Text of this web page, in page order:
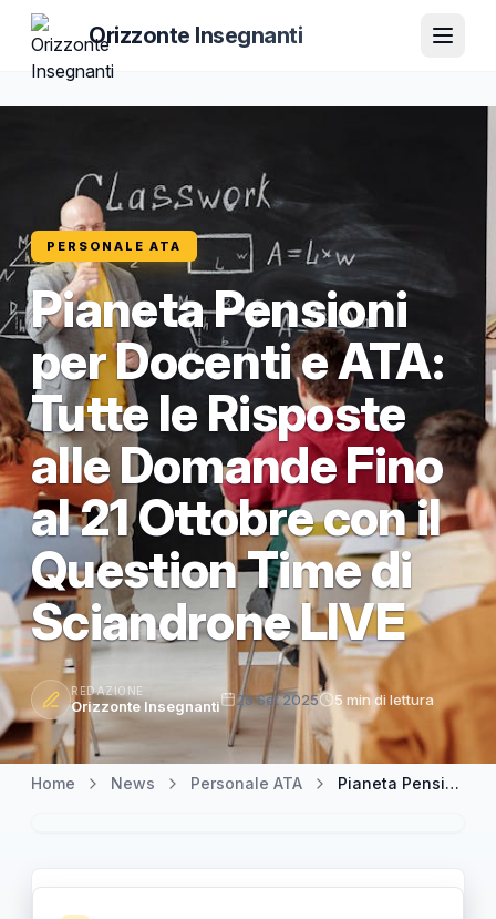
Orizzonte Insegnanti
PERSONALE ATA
Pianeta Pensioni
per Docenti e ATA:
Tutte le Risposte
alle Domande Fino
al 21 Ottobre con il
Question Time di
Sciandrone LIVE
REDAZIONE
Orizzonte Insegnanti 25 Set 2025 5 min di lettura
Home News Personale ATA Pianeta Pensioni per Docenti e ATA: Tutte le Risposte alle Domande Fino al 21 Ottobre con il Question Time di Sciandrone LIVE